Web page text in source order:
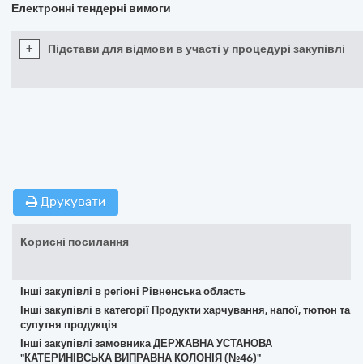
Електронні тендерні вимоги
+ Підстави для відмови в участі у процедурі закупівлі
Друкувати
Корисні посилання
Інші закупівлі в регіоні Рівненська область
Інші закупівлі в категорії Продукти харчування, напої, тютюн та
супутня продукція
Інші закупівлі замовника ДЕРЖАВНА УСТАНОВА
"КАТЕРИНІВСЬКА ВИПРАВНА КОЛОНІЯ (№46)"